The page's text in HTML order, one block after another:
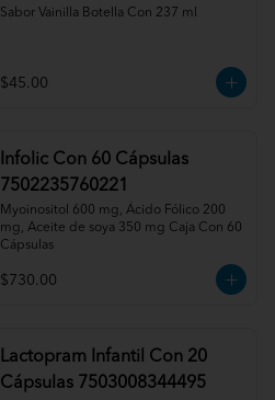
Sabor Vainilla Botella Con 237 ml
$45.00
Infolic Con 60 Cápsulas
7502235760221
Myoinositol 600 mg, Ácido Fólico 200
mg, Aceite de soya 350 mg Caja Con 60
Cápsulas
$730.00
Lactopram Infantil Con 20
Cápsulas 7503008344495